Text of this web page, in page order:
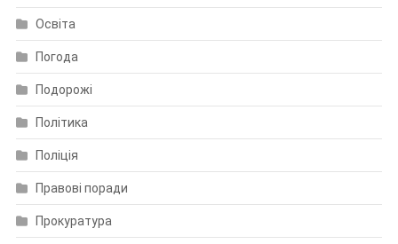
Освіта
Погода
Подорожі
Політика
Поліція
Правові поради
Прокуратура